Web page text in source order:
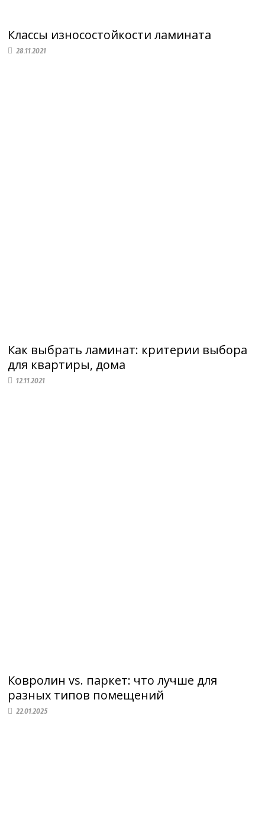
Классы износостойкости ламината
28.11.2021
Как выбрать ламинат: критерии выбора
для квартиры, дома
12.11.2021
Ковролин vs. паркет: что лучше для
разных типов помещений
22.01.2025